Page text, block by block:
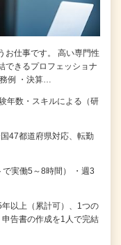
お仕事です。 高い専門性
できるプロフェッショナ
例 ・決算…
数・スキルによる（研
47都道府県対応、転勤
実働5～8時間） ・週3
年以上（累計可）、1つの
告書の作成を1人で完結